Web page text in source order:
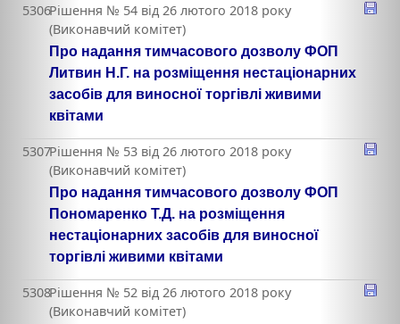
5306Рішення № 54 від 26 лютого 2018 року
(Виконавчий комітет)
Про надання тимчасового дозволу ФОП
Литвин Н.Г. на розміщення нестаціонарних
засобів для виносної торгівлі живими
квітами
5307Рішення № 53 від 26 лютого 2018 року
(Виконавчий комітет)
Про надання тимчасового дозволу ФОП
Пономаренко Т.Д. на розміщення
нестаціонарних засобів для виносної
торгівлі живими квітами
5308Рішення № 52 від 26 лютого 2018 року
(Виконавчий комітет)